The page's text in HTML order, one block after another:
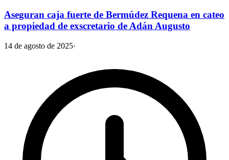
Aseguran caja fuerte de Bermúdez Requena en cateo
a propiedad de exscretario de Adán Augusto
14 de agosto de 2025·